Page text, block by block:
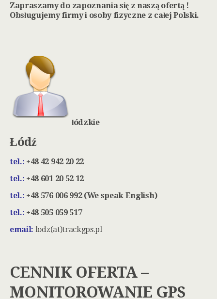
Zapraszamy do zapoznania się z naszą ofertą !
Obsługujemy firmy i osoby fizyczne z całej Polski.
łódzkie
Łódź
tel.: +48 42 942 20 22
tel.: +48 601 20 52 12
tel.: +48 576 006 992 (We speak English)
tel.: +48 505 059 517
email: lodz(at)trackgps.pl
CENNIK OFERTA –
MONITOROWANIE GPS